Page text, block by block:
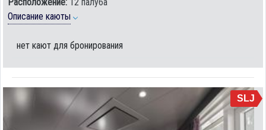
Описание каюты
нет кают для бронирования
SLJ